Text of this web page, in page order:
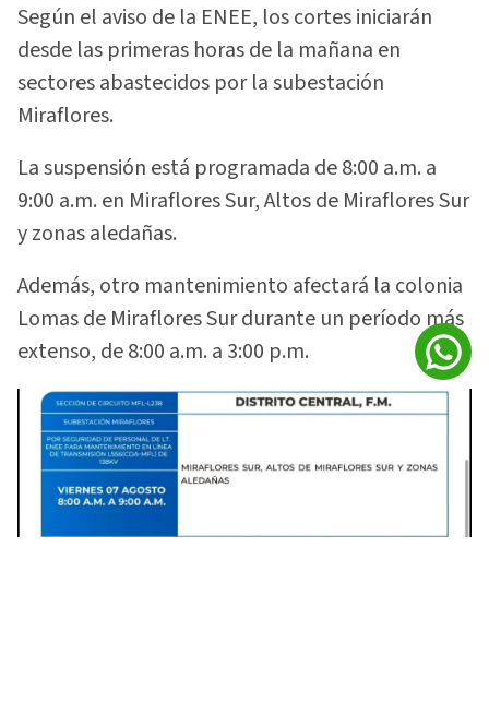
Según el aviso de la ENEE, los cortes iniciarán
desde las primeras horas de la mañana en
sectores abastecidos por la subestación
Miraflores.
La suspensión está programada de 8:00 a.m. a
9:00 a.m. en Miraflores Sur, Altos de Miraflores Sur
y zonas aledañas.
Además, otro mantenimiento afectará la colonia
Lomas de Miraflores Sur durante un período más
extenso, de 8:00 a.m. a 3:00 p.m.